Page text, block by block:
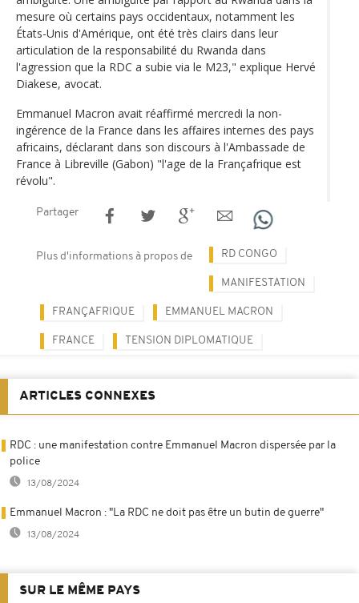
mesure où certains pays occidentaux, notamment les
États-Unis d'Amérique, ont été très clairs dans leur
articulation de la responsabilité du Rwanda dans
l'agression que la RDC a subie via le M23," explique Hervé
Diakese, avocat.
Emmanuel Macron avait réaffirmé mercredi la non-
ingérence de la France dans les affaires internes des pays
africains, déclarant dans son discours à l'Ambassade de
France à Libreville (Gabon) "l'age de la Françafrique est
révolu".
Partager
Plus d'informations à propos de RD CONGO
MANIFESTATION
FRANÇAFRIQUE EMMANUEL MACRON
FRANCE TENSION DIPLOMATIQUE
ARTICLES CONNEXES
RDC : une manifestation contre Emmanuel Macron dispersée par la
police
13/08/2024
Emmanuel Macron : "La RDC ne doit pas être un butin de guerre"
13/08/2024
SUR LE MÊME PAYS